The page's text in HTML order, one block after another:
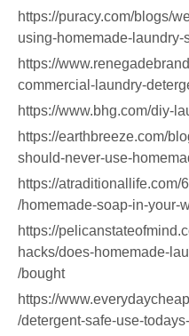
5. https://puracy.com/
using-homemade-laundry-
6. https://
commercial-laundry-
8. https://earthbreeze.com/
should-never-use-
9. https://
homemade-soap-in-your-
10. https://
hacks/does-homemade-
bought/
11. https://
detergent-safe-use-